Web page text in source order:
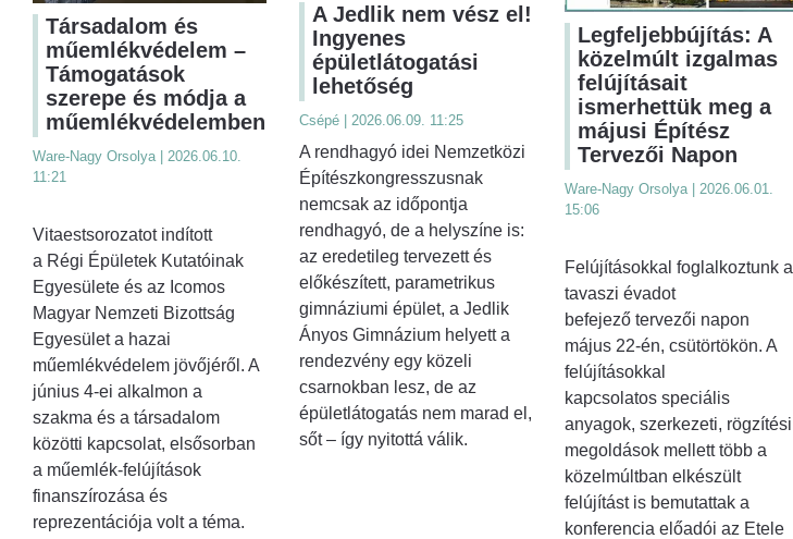
Társadalom és
műemlékvédelem –
Támogatások
szerepe és módja a
műemlékvédelemben
Ware-Nagy Orsolya | 2026.06.10.
11:21
Vitaestsorozatot indított
a Régi Épületek Kutatóinak
Egyesülete és az Icomos
Magyar Nemzeti Bizottság
Egyesület a hazai
műemlékvédelem jövőjéről. A
június 4-ei alkalmon a
szakma és a társadalom
közötti kapcsolat, elsősorban
a műemlék-felújítások
finanszírozása és
reprezentációja volt a téma.
A Jedlik nem vész el!
Ingyenes
épületlátogatási
lehetőség
Csépé | 2026.06.09. 11:25
A rendhagyó idei Nemzetközi
Építészkongresszusnak
nemcsak az időpontja
rendhagyó, de a helyszíne is:
az eredetileg tervezett és
előkészített, parametrikus
gimnáziumi épület, a Jedlik
Ányos Gimnázium helyett a
rendezvény egy közeli
csarnokban lesz, de az
épületlátogatás nem marad el,
sőt – így nyitottá válik.
Legfeljebbújítás: A
közelmúlt izgalmas
felújításait
ismerhettük meg a
májusi Építész
Tervezői Napon
Ware-Nagy Orsolya | 2026.06.01.
15:06
Felújításokkal foglalkoztunk a
tavaszi évadot
befejező tervezői napon
május 22-én, csütörtökön. A
felújításokkal
kapcsolatos speciális
anyagok, szerkezeti, rögzítési
megoldások mellett több a
közelmúltban elkészült
felújítást is bemutattak a
konferencia előadói az Etele